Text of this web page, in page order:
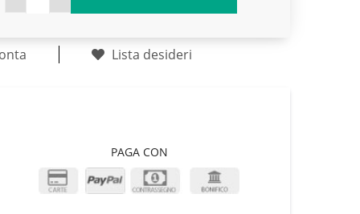
Lista desideri
PAGA CON